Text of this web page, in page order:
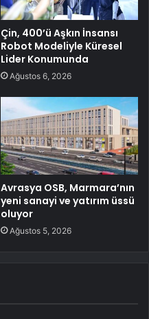
Çin, 400’ü Aşkın İnsansı
Robot Modeliyle Küresel
Lider Konumunda
Ağustos 6, 2026
Avrasya OSB, Marmara’nın
yeni sanayi ve yatırım üssü
oluyor
Ağustos 5, 2026